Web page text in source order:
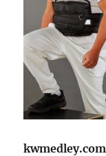
kwmedley.com